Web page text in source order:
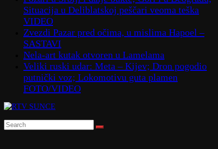
Situacija u Deliblatskoj peščari veoma teška
VIDEO
Zvezdi Pazar pred očima, u mislima Hapoel –
SASTAVI
Nela-art kutak otvoren u Lamelama
Veliki ruski udar: Meta – Kijev; Dron pogodio
putnički voz; Lokomotivu guta plamen
FOTO/VIDEO